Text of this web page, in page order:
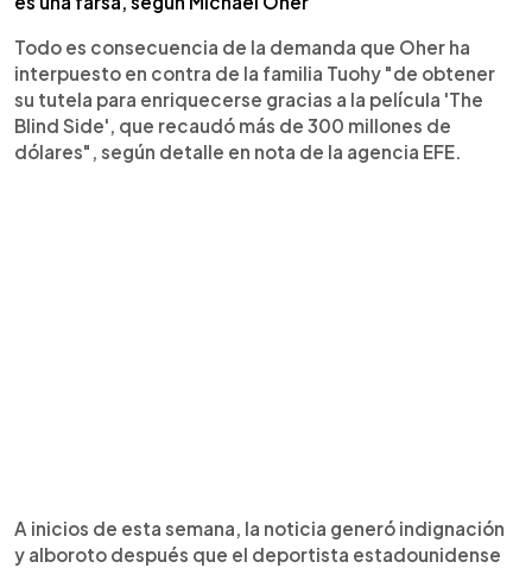
Todo es consecuencia de la demanda que Oher ha
interpuesto en contra de la familia Tuohy "de obtener
su tutela para enriquecerse gracias a la película 'The
Blind Side', que recaudó más de 300 millones de
dólares", según detalle en nota de la agencia EFE.
A inicios de esta semana, la noticia generó indignación
y alboroto después que el deportista estadounidense